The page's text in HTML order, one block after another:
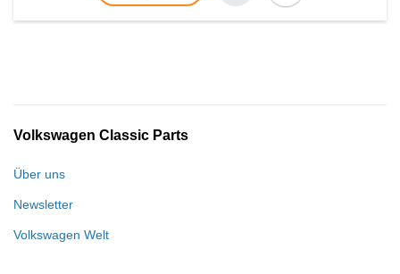
Volkswagen Classic Parts
Über uns
Newsletter
Volkswagen Welt